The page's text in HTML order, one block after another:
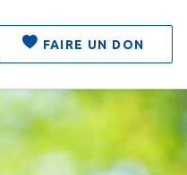
FAIRE UN DON